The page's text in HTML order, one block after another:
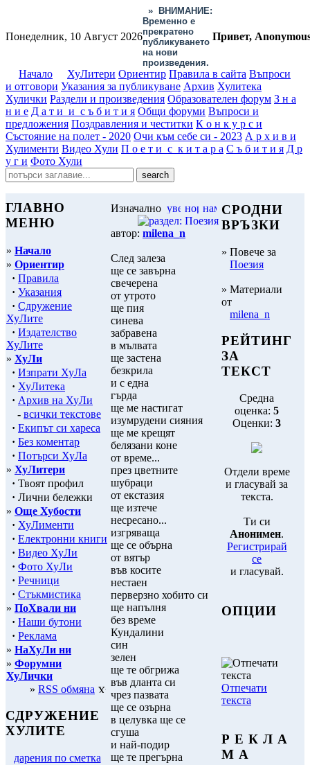
Понеделник, 10 Август 2026
»
ВНИМАНИЕ:
Временно е
прекратено
публикуването
на нови
произведения.
Привет,
Начало ХуЛитери Ориентир Правила в сайта Въпроси
и отговори Указания за публикуване Архив Хулитека
Хулички Раздели и произведения Образователен форум З н а
н и е Д а т и и с ъ б и т и я Общи форуми Въпроси и
предложения Поздравления и честитки К о н к у р с и
Състояние на полет - 2020 Очи към себе си - 2023 А р х и в и
Хулименти Видео Хули П о е т и с к и т а р а С ъ б и т и я Д р
у г и Фото Хули
ГЛАВНО
МЕНЮ
» Начало
» Ориентир
· Правила
· Указания
· Сдружение
ХуЛите
· Издателство
ХуЛите
» ХуЛи
· Изпрати ХуЛа
· ХуЛитека
· Архив на ХуЛи
- всички текстове
· Екипът си хареса
· Без коментар
· Потърси ХуЛа
» ХуЛитери
· Твоят профил
· Лични бележки
» Още Хубости
· ХуЛименти
· Електронни книги
· Видео ХуЛи
· Фото ХуЛи
· Речници
· Стъкмистика
» ПоХвали ни
· Наши бутони
· Реклама
» НаХуЛи ни
» Форумни
ХуЛички
» RSS обмяна
СДРУЖЕНИЕ
ХУЛИТЕ
дарения по сметка
Изначално
автор: milena_n
След залеза
ще се завърна
свечерена
от утрото
ще пия
синева
забравена
в мълвата
ще застена
безкрила
и с една
гърда
ще ме настигат
изумрудени сияния
ще ме крещят
белязани коне
от време...
през цветните
шубраци
от екстазия
ще изтече
несресано...
изгряваща
ще се обърна
от вятър
във косите
нестаен
перверзно хобито си
ще напълня
без време
Кундалини
син
зелен
ще те обгрижа
във дланта си
чрез пазвата
ще се озърна
в целувка ще се
сгуша
и най-подир
ще те прегърна
СРОДНИ
ВРЪЗКИ
» Повече за
Поезия
» Материали
от
milena_n
РЕЙТИНГ
ЗА
ТЕКСТ
Средна
оценка: 5
Оценки: 3
Отдели време
и гласувай за
текста.
Ти си
Анонимен.
Регистрирай
се
и гласувай.
ОПЦИИ
Отпечати
текста
Р Е К Л А
М А